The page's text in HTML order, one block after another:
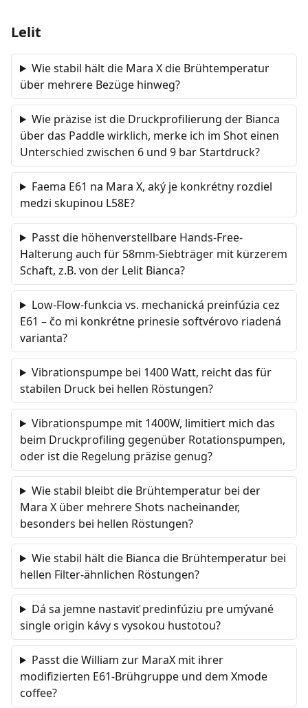
Lelit
Wie stabil hält die Mara X die Brühtemperatur
über mehrere Bezüge hinweg?
Wie präzise ist die Druckprofilierung der Bianca
über das Paddle wirklich, merke ich im Shot einen
Unterschied zwischen 6 und 9 bar Startdruck?
Faema E61 na Mara X, aký je konkrétny rozdiel
medzi skupinou L58E?
Passt die höhenverstellbare Hands-Free-
Halterung auch für 58mm-Siebträger mit kürzerem
Schaft, z.B. von der Lelit Bianca?
Low-Flow-funkcia vs. mechanická preinfúzia cez
E61 – čo mi konkrétne prinesie softvérovo riadená
varianta?
Vibrationspumpe bei 1400 Watt, reicht das für
stabilen Druck bei hellen Röstungen?
Vibrationspumpe mit 1400W, limitiert mich das
beim Druckprofiling gegenüber Rotationspumpen,
oder ist die Regelung präzise genug?
Wie stabil bleibt die Brühtemperatur bei der
Mara X über mehrere Shots nacheinander,
besonders bei hellen Röstungen?
Wie stabil hält die Bianca die Brühtemperatur bei
hellen Filter-ähnlichen Röstungen?
Dá sa jemne nastaviť predinfúziu pre umývané
single origin kávy s vysokou hustotou?
Passt die William zur MaraX mit ihrer
modifizierten E61-Brühgruppe und dem Xmode
coffee?